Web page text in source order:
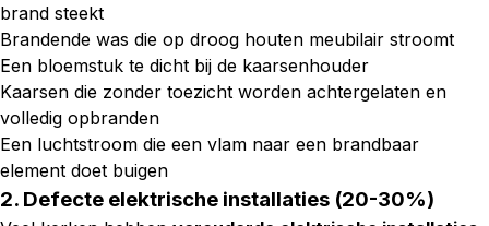
brand steekt
Brandende was die op droog houten meubilair stroomt
Een bloemstuk te dicht bij de kaarsenhouder
Kaarsen die zonder toezicht worden achtergelaten en
volledig opbranden
Een luchtstroom die een vlam naar een brandbaar
element doet buigen
2. Defecte elektrische installaties (20-30%)